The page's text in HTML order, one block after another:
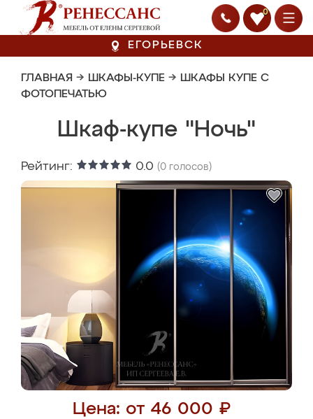
0
ЕГОРЬЕВСК
ГЛАВНАЯ → ШКАФЫ-КУПЕ → ШКАФЫ КУПЕ С
ФОТОПЕЧАТЬЮ
Шкаф-купе "Ночь"
Рейтинг: 0.0 (0 голосов)
Цена: от 46 000 ₽